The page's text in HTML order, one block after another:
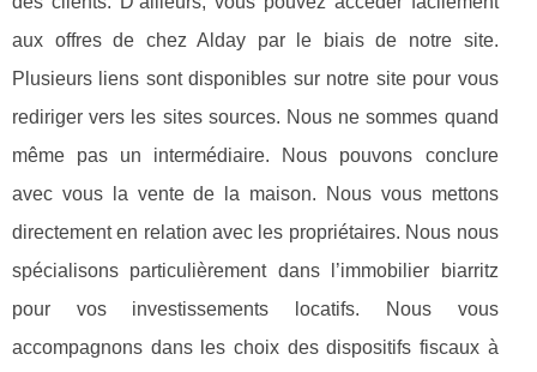
aux offres de chez Alday par le biais de notre site.
Plusieurs liens sont disponibles sur notre site pour vous
rediriger vers les sites sources. Nous ne sommes quand
même pas un intermédiaire. Nous pouvons conclure
avec vous la vente de la maison. Nous vous mettons
directement en relation avec les propriétaires. Nous nous
spécialisons particulièrement dans l’immobilier biarritz
pour vos investissements locatifs. Nous vous
accompagnons dans les choix des dispositifs fiscaux à